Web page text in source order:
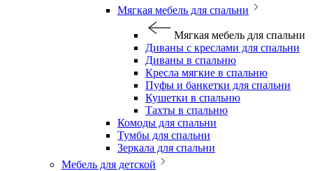
Мягкая мебель для спальни
Мягкая мебель для спальни
Диваны с креслами для спальни
Диваны в спальню
Кресла мягкие в спальню
Пуфы и банкетки для спальни
Кушетки в спальню
Тахты в спальню
Комоды для спальни
Тумбы для спальни
Зеркала для спальни
Мебель для детской